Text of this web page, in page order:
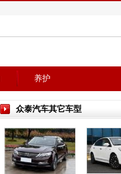
养护
众泰汽车其它车型